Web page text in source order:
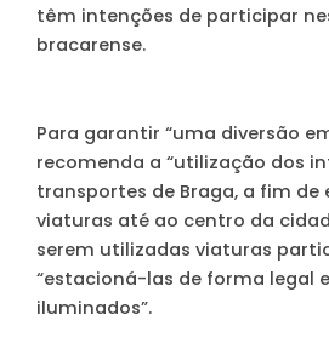
têm intenções de participar
bracarense.
Para garantir “uma diversão
recomenda a “utilização dos
transportes de Braga, a fim de
viaturas até ao centro da
serem utilizadas viaturas
“estacioná-las de forma legal
iluminados”.